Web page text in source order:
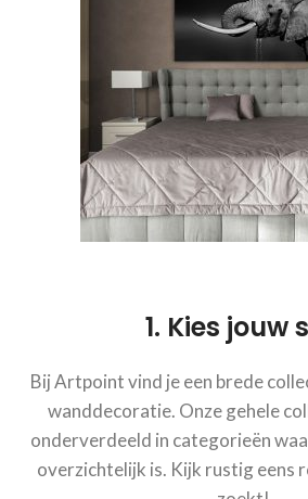
1. Kies jouw
Bij Artpoint vind je een brede
wanddecoratie. Onze gehele
onderverdeeld in categorieën
overzichtelijk is. Kijk rustig eens